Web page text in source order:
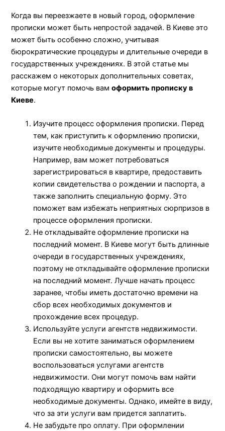
Когда вы переезжаете в новый город, оформление
прописки может быть непростой задачей. В Киеве это
может быть особенно сложно, учитывая
бюрократические процедуры и длительные очереди в
государственных учреждениях. В этой статье мы
расскажем о некоторых дополнительных советах,
которые могут помочь вамоформить прописку в
Киеве.
Изучите процесс оформления прописки. Перед
тем, как приступить к оформлению прописки,
изучите необходимые документы и процедуры.
Например, вам может потребоваться
зарегистрироваться в квартире, предоставить
копии свидетельства о рождении и паспорта, а
также заполнить специальную форму. Это
поможет вам избежать неприятных сюрпризов в
процессе оформления прописки.
Не откладывайте оформление прописки на
последний момент. В Киеве могут быть длинные
очереди в государственных учреждениях,
поэтому не откладывайте оформление прописки
на последний момент. Лучше начать процесс
заранее, чтобы иметь достаточно времени на
сбор всех необходимых документов и
прохождение всех процедур.
Используйте услуги агентств недвижимости.
Если вы не хотите заниматься оформлением
прописки самостоятельно, вы можете
воспользоваться услугами агентств
недвижимости. Они могут помочь вам найти
подходящую квартиру и оформить все
необходимые документы. Однако, имейте в виду,
что за эти услуги вам придется заплатить.
Не забудьте про оплату. При оформлении